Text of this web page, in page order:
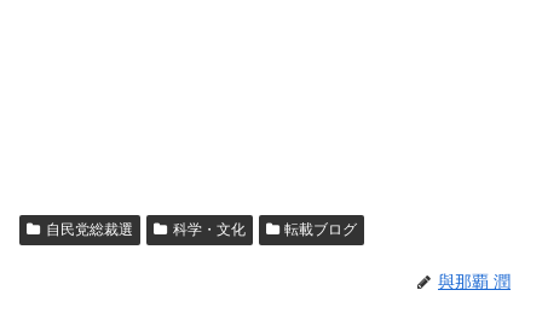
自民党総裁選 科学・文化 転載ブログ
與那覇 潤